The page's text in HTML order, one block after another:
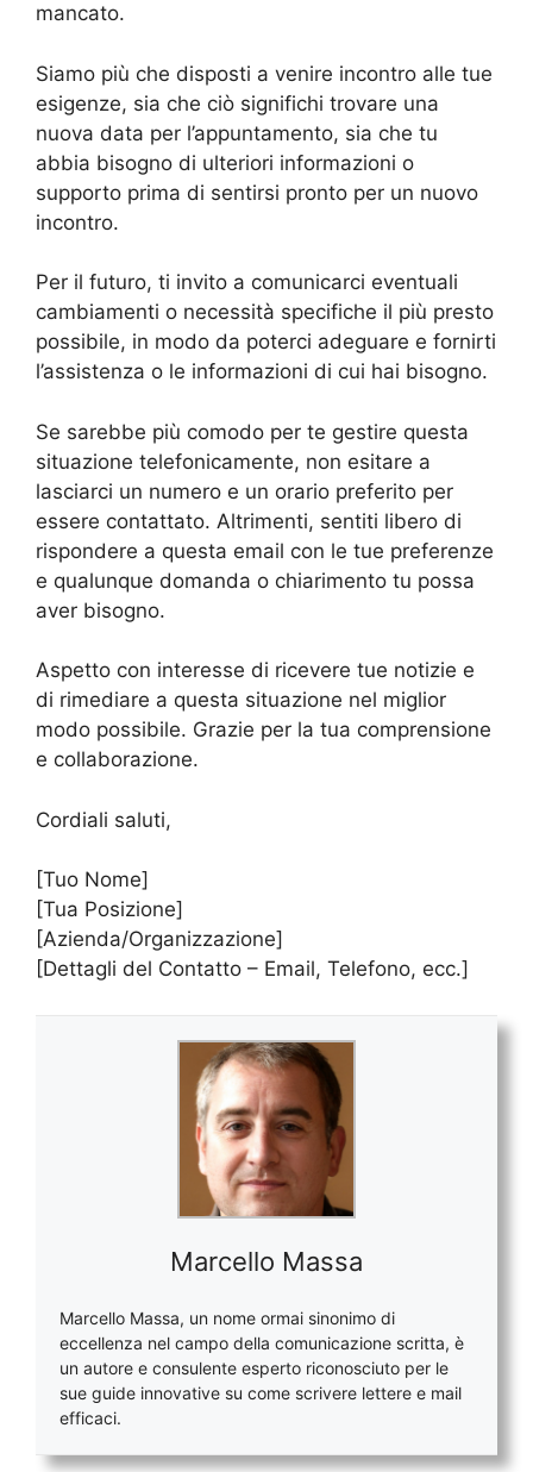
mancato.
Siamo più che disposti a venire incontro alle tue
esigenze, sia che ciò significhi trovare una
nuova data per l’appuntamento, sia che tu
abbia bisogno di ulteriori informazioni o
supporto prima di sentirsi pronto per un nuovo
incontro.
Per il futuro, ti invito a comunicarci eventuali
cambiamenti o necessità specifiche il più presto
possibile, in modo da poterci adeguare e fornirti
l’assistenza o le informazioni di cui hai bisogno.
Se sarebbe più comodo per te gestire questa
situazione telefonicamente, non esitare a
lasciarci un numero e un orario preferito per
essere contattato. Altrimenti, sentiti libero di
rispondere a questa email con le tue preferenze
e qualunque domanda o chiarimento tu possa
aver bisogno.
Aspetto con interesse di ricevere tue notizie e
di rimediare a questa situazione nel miglior
modo possibile. Grazie per la tua comprensione
e collaborazione.
Cordiali saluti,
[Tuo Nome]
[Tua Posizione]
[Azienda/Organizzazione]
[Dettagli del Contatto – Email, Telefono, ecc.]
Marcello Massa
Marcello Massa, un nome ormai sinonimo di
eccellenza nel campo della comunicazione scritta, è
un autore e consulente esperto riconosciuto per le
sue guide innovative su come scrivere lettere e mail
efficaci.